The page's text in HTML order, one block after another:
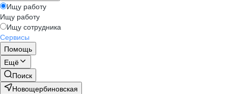
Ищу работу
Ищу работу
Ищу сотрудника
Сервисы
Помощь
Ещё
Поиск
Новощербиновская